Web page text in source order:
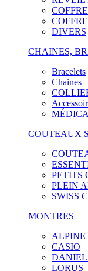
DIVERS
CHAINES,
Bracelets
Chaines
COUTEAUX
PETITS
PLEIN
SWISS
MONTRES
ALPINE
CASIO
LORUS